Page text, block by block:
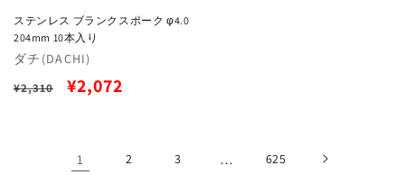
ステンレス ブランクスポーク φ4.0
204mm 10本入り
販
元:
ダチ(DACHI)
通
¥2,310
セ
価
¥2,072
1 2 3 … 625